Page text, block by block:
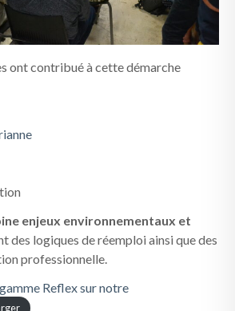
ont contribué à cette démarche
enjeux environnementaux et
des logiques de réemploi ainsi que des
professionnelle.
Reflex sur notre